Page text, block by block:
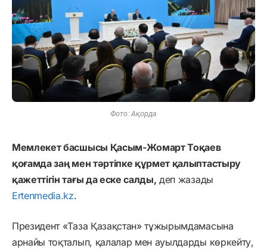
Фото: Ақорда
Мемлекет басшысы Қасым-Жомарт Тоқаев
қоғамда заң мен тәртіпке құрмет қалыптастыру
қажеттігін тағы да еске салды, деп жазады
Ertenmedia.kz.
Президент «Таза Қазақстан» тұжырымдамасына
арнайы тоқталып, қалалар мен ауылдарды көркейту,